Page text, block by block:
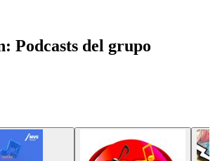
Podcasts del grupo